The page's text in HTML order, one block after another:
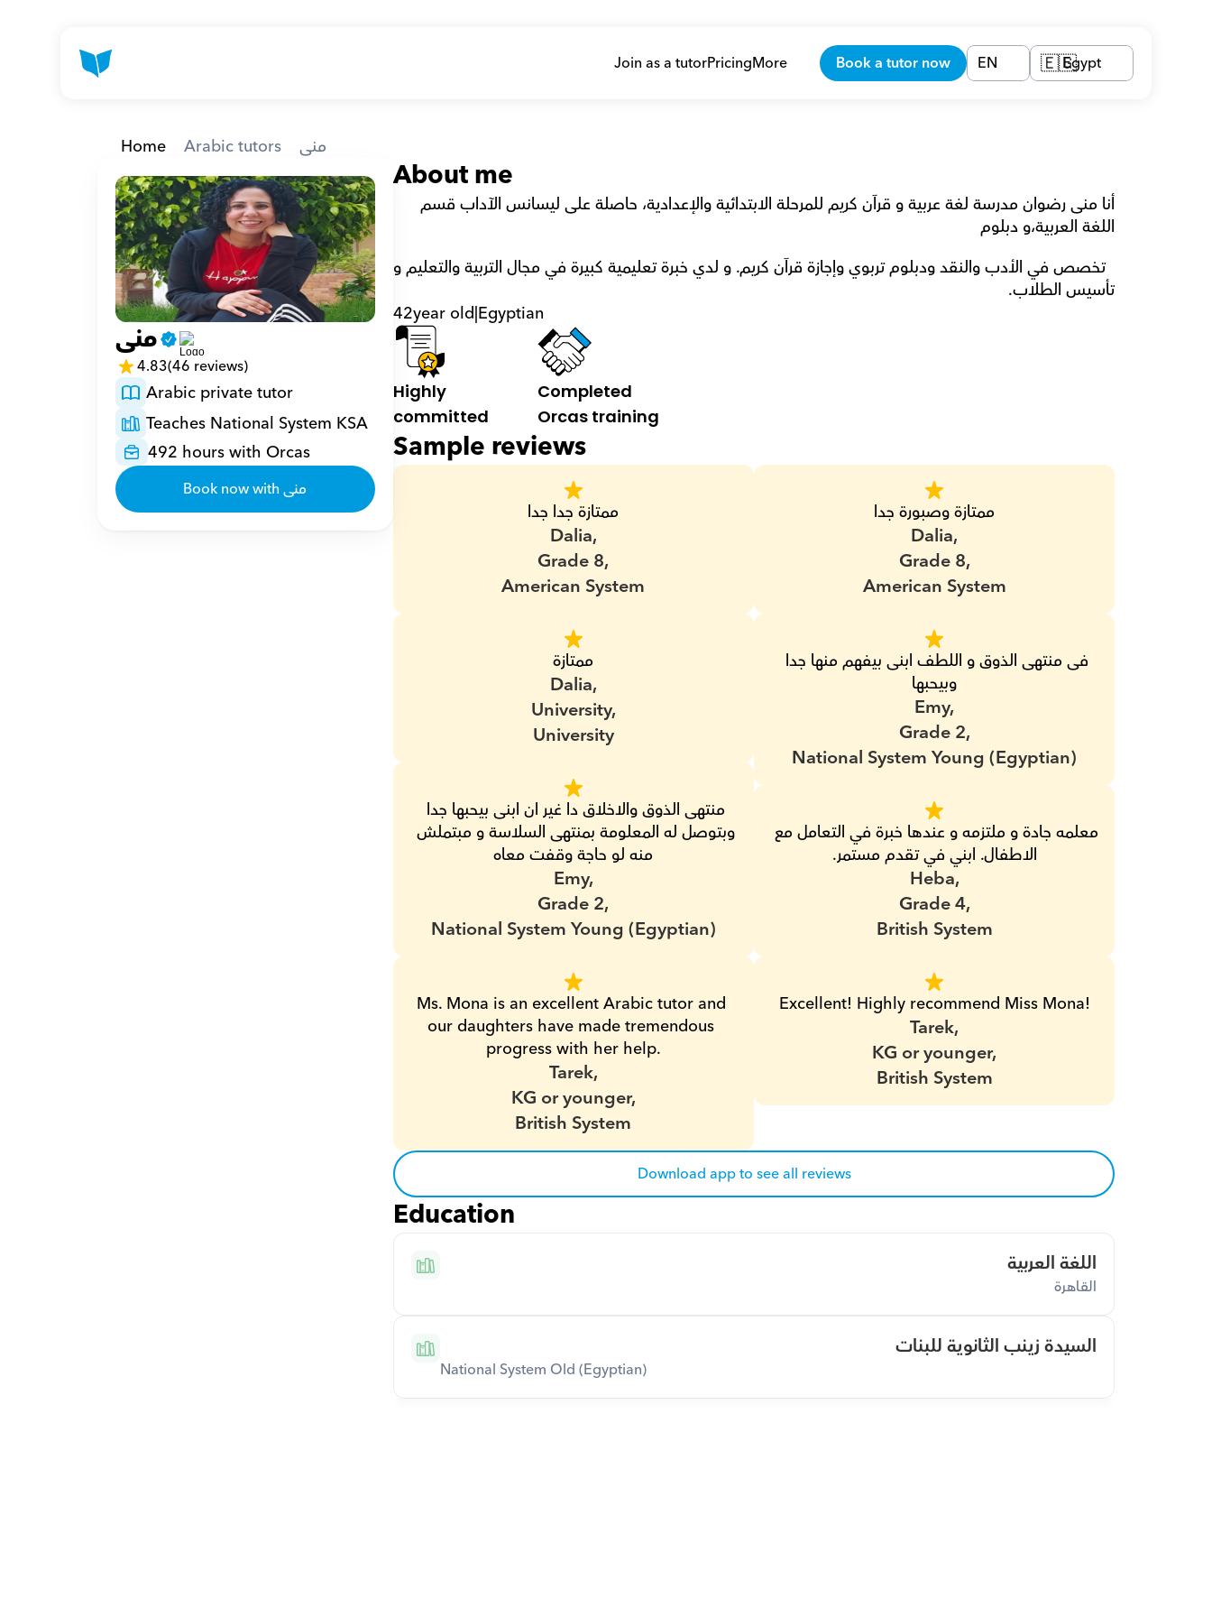
Join as a tutorPricingMore Book a tutor now EN 🇪🇬Egypt
Home Arabic tutors منى
منى
4.83(46 reviews)
Arabic private tutor
Teaches National System KSA
492 hours with Orcas
Book now with منى
About me
أنا منى رضوان مدرسة لغة عربية و قرآن كريم للمرحلة الابتدائية والإعدادية، حاصلة على ليسانس الآداب قسم
اللغة العربية،و دبلوم
تأسيس الطلاب.
42year old|Egyptian
Highly
committed
Completed
Orcas training
Sample reviews
ممتازة جدا جدا
Dalia,
Grade 8,
American System
ممتازة
Dalia,
University,
University
منه لو حاجة وقفت معاه
Emy,
Grade 2,
National System Young (Egyptian)
Ms. Mona is an excellent Arabic tutor and
our daughters have made tremendous
progress with her help.
Tarek,
KG or younger,
British System
ممتازة وصبورة جدا
Dalia,
Grade 8,
American System
وبيحبها
Emy,
Grade 2,
National System Young (Egyptian)
معلمه جادة و ملتزمه و عندها خبرة في التعامل مع
الاطفال. ابني في تقدم مستمر.
Heba,
Grade 4,
British System
Excellent! Highly recommend Miss Mona!
Tarek,
KG or younger,
British System
Download app to see all reviews
Education
اللغة العربية
القاهرة
السيدة زينب الثانوية للبنات
National System Old (Egyptian)